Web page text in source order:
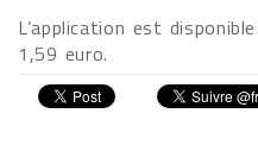
L’application est
1,59 euro.